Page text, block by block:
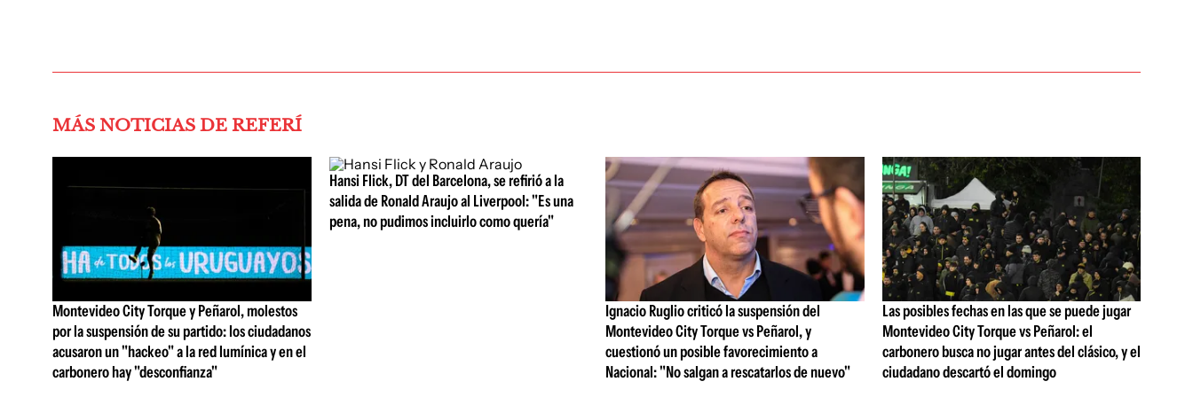
MÁS NOTICIAS DE REFERÍ
Montevideo City Torque y Peñarol, molestos
por la suspensión de su partido: los ciudadanos
acusaron un "hackeo" a la red lumínica y en el
carbonero hay "desconfianza"
Hansi Flick, DT del Barcelona, se refirió a la
salida de Ronald Araujo al Liverpool: "Es una
pena, no pudimos incluirlo como quería"
Ignacio Ruglio criticó la suspensión del
Montevideo City Torque vs Peñarol, y
cuestionó un posible favorecimiento a
Nacional: "No salgan a rescatarlos de nuevo"
Las posibles fechas en las que se puede jugar
Montevideo City Torque vs Peñarol: el
carbonero busca no jugar antes del clásico, y el
ciudadano descartó el domingo